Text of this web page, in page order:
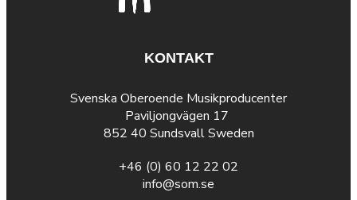
KONTAKT
Svenska Oberoende Musikproducenter
Paviljongvägen 17
852 40 Sundsvall Sweden
+46 (0) 60 12 22 02
info@som.se